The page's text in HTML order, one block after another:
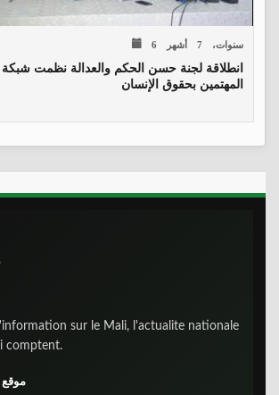
6 سنوات، 7 أشهر
انطلاقة لجنة حسن الحكم والعدالة نظمت
المهتمين بحقوق الإنسان
sur le Mali, l'actualite nationale
comptent.
موقع